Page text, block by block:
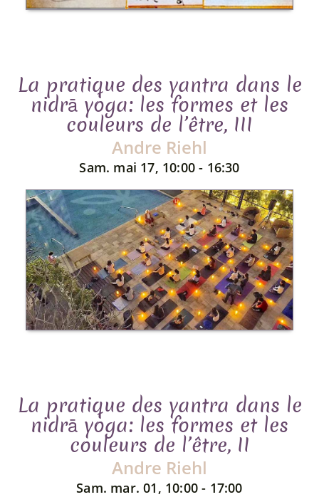
La pratique des yantra dans le
nidrā yoga: les formes et les
couleurs de l’être, III
Andre Riehl
Sam. mai 17, 10:00 - 16:30
La pratique des yantra dans le
nidrā yoga: les formes et les
couleurs de l’être, II
Andre Riehl
Sam. mar. 01, 10:00 - 17:00